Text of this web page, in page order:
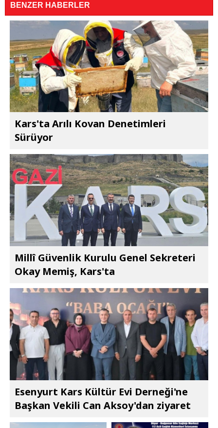
BENZER HABERLER
Kars'ta Arılı Kovan Denetimleri
Sürüyor
Millî Güvenlik Kurulu Genel Sekreteri
Okay Memiş, Kars'ta
Esenyurt Kars Kültür Evi Derneği'ne
Başkan Vekili Can Aksoy'dan ziyaret